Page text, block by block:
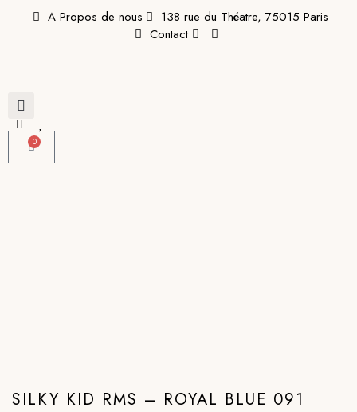
A Propos de nous
138 rue du Théatre, 75015 Paris
Contact
0
SILKY KID RMS – ROYAL BLUE 091